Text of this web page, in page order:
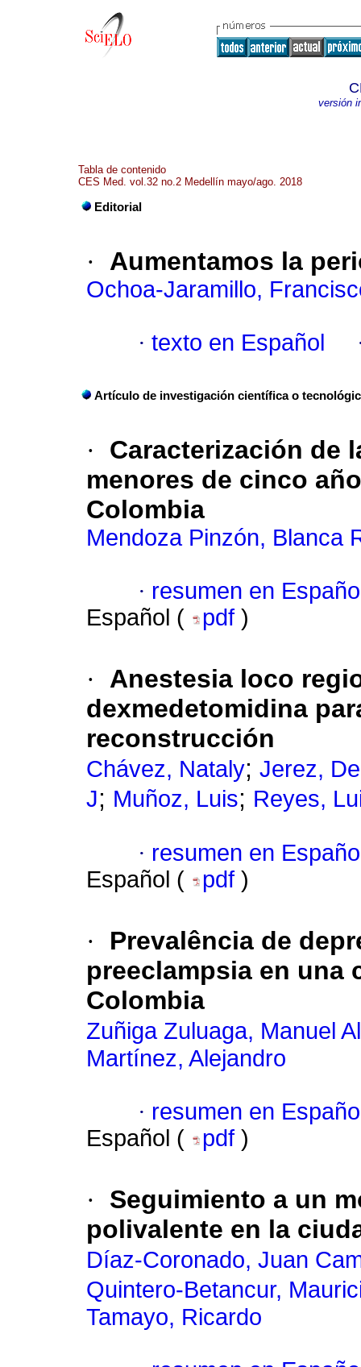
versión
Tabla de contenido
CES Med. vol.32 no.2 Medellín mayo/ago. 2018
Editorial
· Aumentamos la
Ochoa-Jaramillo,
· texto en Español
Artículo de investigación científica o
·
Caracterización de
menores de cinco
Colombia
Mendoza Pinzón, Blanca
· resumen en
Español (
pdf )
·
Anestesia loco
dexmedetomidina
reconstrucción
Chávez, Nataly; Jerez,
J; Muñoz, Luis; Reyes,
· resumen en
Español (
pdf )
·
Prevalência de
preeclampsia en una
Colombia
Zuñiga Zuluaga, Manuel
Martínez, Alejandro
· resumen en
Español (
pdf )
·
Seguimiento a un
polivalente en la
Díaz-Coronado, Juan
Quintero-Betancur,
Tamayo, Ricardo